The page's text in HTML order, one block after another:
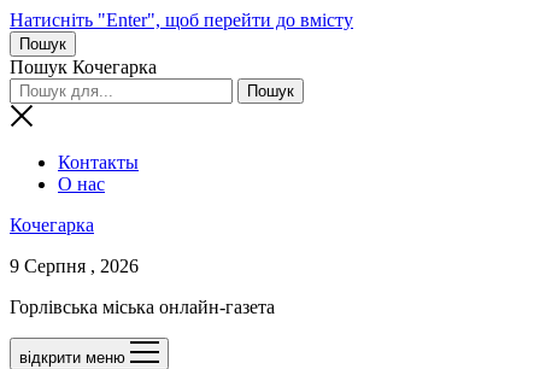
Натисніть "Enter", щоб перейти до вмісту
Пошук
Пошук Кочегарка
Контакты
О нас
Кочегарка
9 Серпня , 2026
Горлівська міська онлайн-газета
відкрити меню